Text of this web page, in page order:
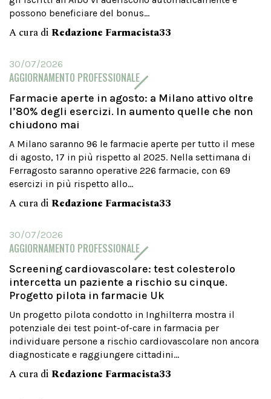
possono beneficiare del bonus...
A cura di Redazione Farmacista33
30/07/2026
AGGIORNAMENTO PROFESSIONALE
Farmacie aperte in agosto: a Milano attivo oltre
l’80% degli esercizi. In aumento quelle che non
chiudono mai
A Milano saranno 96 le farmacie aperte per tutto il mese
di agosto, 17 in più rispetto al 2025. Nella settimana di
Ferragosto saranno operative 226 farmacie, con 69
esercizi in più rispetto allo...
A cura di Redazione Farmacista33
30/07/2026
AGGIORNAMENTO PROFESSIONALE
Screening cardiovascolare: test colesterolo
intercetta un paziente a rischio su cinque.
Progetto pilota in farmacie Uk
Un progetto pilota condotto in Inghilterra mostra il
potenziale dei test point-of-care in farmacia per
individuare persone a rischio cardiovascolare non ancora
diagnosticate e raggiungere cittadini...
A cura di Redazione Farmacista33